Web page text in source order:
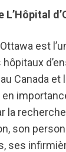
L’Hôpital
est
Canada et
la
son
ses